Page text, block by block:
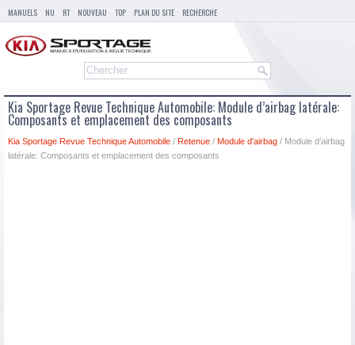
MANUELS NU RT NOUVEAU TOP PLAN DU SITE RECHERCHE
Kia Sportage Revue Technique Automobile: Module d’airbag latérale:
Composants et emplacement des composants
Kia Sportage Revue Technique Automobile / Retenue / Module d′airbag / Module d’airbag
latérale: Composants et emplacement des composants